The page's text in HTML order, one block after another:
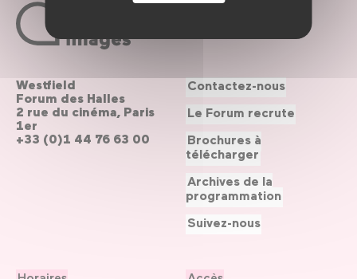
Westfield
Forum des Halles
2 rue du cinéma, Paris
1er
+33 (0)1 44 76 63 00
Contactez-nous
Le Forum recrute
Brochures à
télécharger
Archives de la
programmation
Suivez-nous